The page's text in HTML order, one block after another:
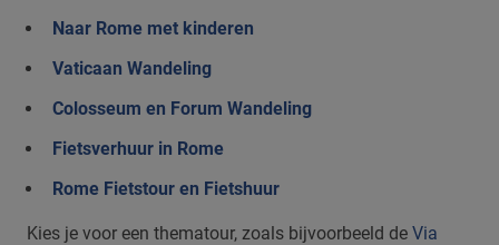
Naar Rome met kinderen
Vaticaan Wandeling
Colosseum en Forum Wandeling
Fietsverhuur in Rome
Rome Fietstour en Fietshuur
Kies je voor een thematour, zoals bijvoorbeeld de Via